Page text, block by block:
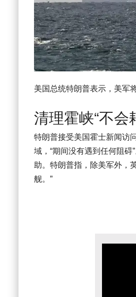
美国总统特朗普表示，美军
清理霍峡“不会
特朗普接受美国霍士新闻访
域，“期间没有遇到任何阻
助。特朗普指，除美军外，
舰。”